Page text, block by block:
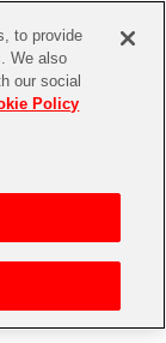
EVENT
Anniversary~ 公式フル
to provide
We also
our social
Policy